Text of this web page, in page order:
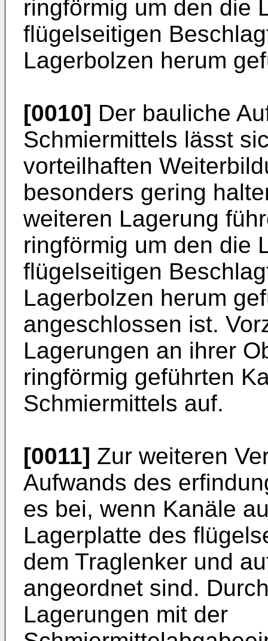
ringförmig um den die
flügelseitigen
Lagerbolzen herum
[0010] Der bauliche
Schmiermittels lässt
vorteilhaften
besonders gering
weiteren Lagerung
ringförmig um den die
flügelseitigen
Lagerbolzen herum
angeschlossen ist.
Lagerungen an ihrer
ringförmig geführten
Schmiermittels auf.
[0011] Zur weiteren
Aufwands des
es bei, wenn Kanäle
Lagerplatte des
dem Traglenker und
angeordnet sind.
Lagerungen mit der